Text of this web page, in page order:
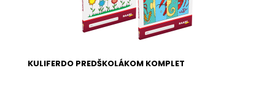
KULIFERDO PREDŠKOLÁKOM KOMPLET